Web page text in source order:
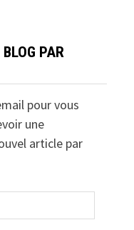
PAR
pour vous
une
article par